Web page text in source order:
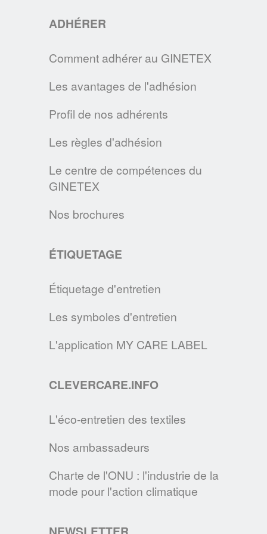
COMMENT ENTRETENIR UN MASQUE EN TISSU ?
vous donne les principales
recommandations pour entretenir les
EN SAVOIR PLUS
NEUVE !
Cette nouvelle version s’enrichit de
nouvelles rubriques pour devenir la
d’éco-entretien.
EN SAVOIR PLUS
DEVENEZ MAÎTRE DE VOTRE LINGE,
GRÂCE AUX CONSEILS DE L’A.I.S.E., DE
L’APPLIA & DU GINETEX
entretien durable de nos textiles, dès l'achat
l'emballage de lessive.
EN SAVOIR PLUS
UN NOUVEAU PARTENARIAT
Le GINETEX est maintenant membre de la
ADHÉRER
Comment adhérer au GINETEX
Les avantages de l'adhésion
Profil de nos adhérents
Les règles d'adhésion
Le centre de compétences du
GINETEX
Nos brochures
ÉTIQUETAGE
Étiquetage d'entretien
Les symboles d'entretien
L'application MY CARE LABEL
CLEVERCARE.INFO
L'éco-entretien des textiles
Nos ambassadeurs
Charte de l'ONU : l'industrie de la
mode pour l'action climatique